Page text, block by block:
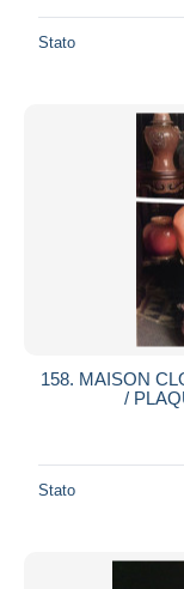
Prezzo
Spedizione
Metodi di
Visa
Residenza del
Stato
158. MAISON
/
Stato